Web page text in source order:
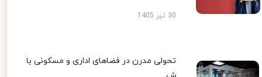
30 تیر 1405
تحولی مدرن در فضاهای اداری و مسکونی با